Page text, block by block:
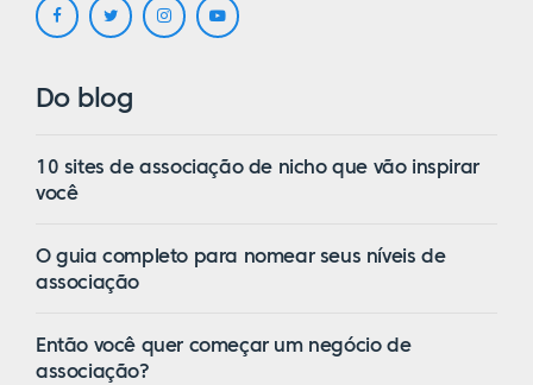
Do blog
10 sites de associação de nicho que vão inspirar
você
O guia completo para nomear seus níveis de
associação
Então você quer começar um negócio de
associação?